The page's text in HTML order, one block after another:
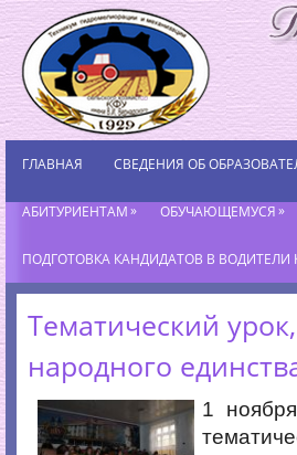
ГЛАВНАЯ СВЕДЕНИЯ ОБ
АБИТУРИЕНТАМ» ОБУЧАЮЩЕМУСЯ»
ПОДГОТОВКА КАНДИДАТОВ В ВОДИТЕЛИ
Тематический
народного
1